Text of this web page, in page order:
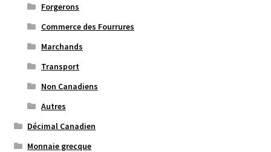
Forgerons
Commerce des Fourrures
Marchands
Transport
Non Canadiens
Autres
Décimal Canadien
Monnaie grecque